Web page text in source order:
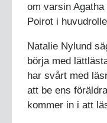
om varsin
Poirot i
Natalie Nylund
börja med
har svårt med
att be ens
kommer in i att